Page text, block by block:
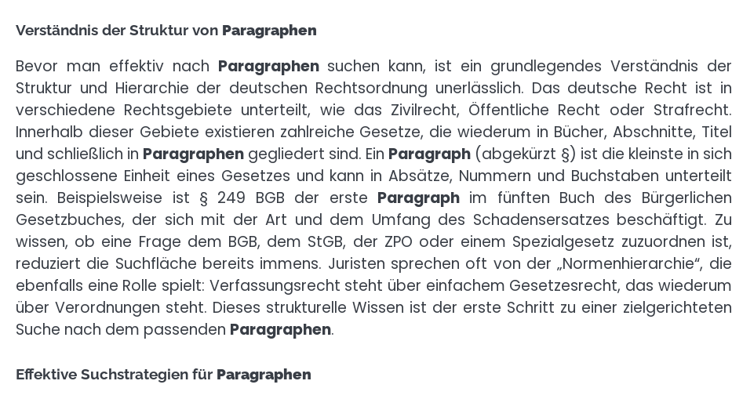
Verständnis der Struktur von Paragraphen
Bevor man effektiv nach Paragraphensuchen kann, ist ein grundlegendes Verständnis der
Struktur und Hierarchie der deutschen Rechtsordnung unerlässlich. Das deutsche Recht ist in
verschiedene Rechtsgebiete unterteilt, wie das Zivilrecht, Öffentliche Recht oder Strafrecht.
Innerhalb dieser Gebiete existieren zahlreiche Gesetze, die wiederum in Bücher, Abschnitte, Titel
und schließlich in Paragraphen gegliedert sind. Ein Paragraph (abgekürzt §) ist die kleinste in sich
geschlossene Einheit eines Gesetzes und kann in Absätze, Nummern und Buchstaben unterteilt
sein. Beispielsweise ist § 249 BGB der erste Paragraphim fünften Buch des Bürgerlichen
Gesetzbuches, der sich mit der Art und dem Umfang des Schadensersatzes beschäftigt. Zu
wissen, ob eine Frage dem BGB, dem StGB, der ZPO oder einem Spezialgesetz zuzuordnen ist,
reduziert die Suchfläche bereits immens. Juristen sprechen oft von der „Normenhierarchie“, die
ebenfalls eine Rolle spielt: Verfassungsrecht steht über einfachem Gesetzesrecht, das wiederum
über Verordnungen steht. Dieses strukturelle Wissen ist der erste Schritt zu einer zielgerichteten
Suche nach dem passenden Paragraphen.
Effektive Suchstrategien für Paragraphen